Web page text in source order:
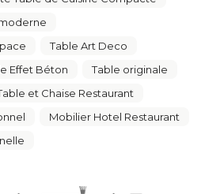
Table Art Deco
Effet Béton
Table originale
et Chaise Restaurant
Mobilier Hotel Restaurant